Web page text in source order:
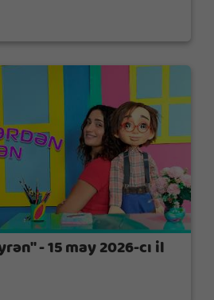
- 15 may 2026-cı il